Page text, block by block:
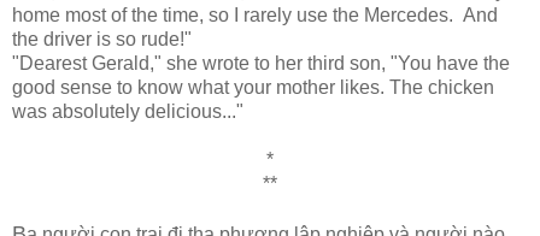
home most of the time, so I rarely use the Mercedes. And
the driver is so rude!"
"Dearest Gerald," she wrote to her third son, "You have the
good sense to know what your mother likes. The chicken
was absolutely delicious..."
*
**